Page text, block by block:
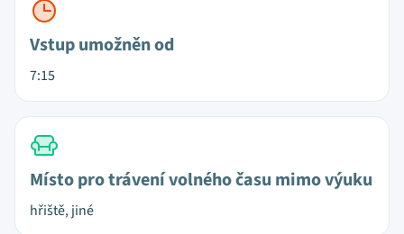
Vstup umožněn od
7:15
Místo pro trávení volného času mimo výuku
hřiště, jiné